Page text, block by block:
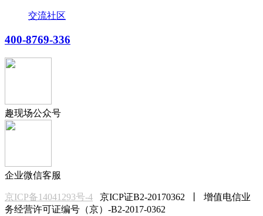
交流社区
400-8769-336
趣现场公众号
企业微信客服
京ICP备14041293号-4 京ICP证B2-20170362 丨 增值电信业
务经营许可证编号（京）-B2-2017-0362